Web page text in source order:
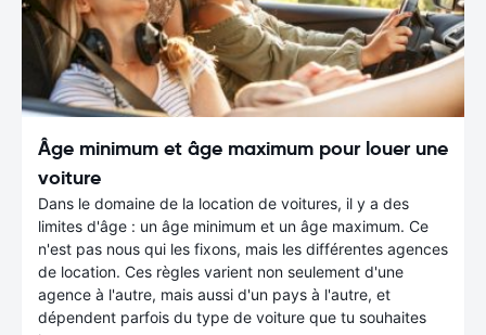
Âge minimum et âge maximum pour louer une
voiture
Dans le domaine de la location de voitures, il y a des
limites d'âge : un âge minimum et un âge maximum. Ce
n'est pas nous qui les fixons, mais les différentes agences
de location. Ces règles varient non seulement d'une
agence à l'autre, mais aussi d'un pays à l'autre, et
dépendent parfois du type de voiture que tu souhaites